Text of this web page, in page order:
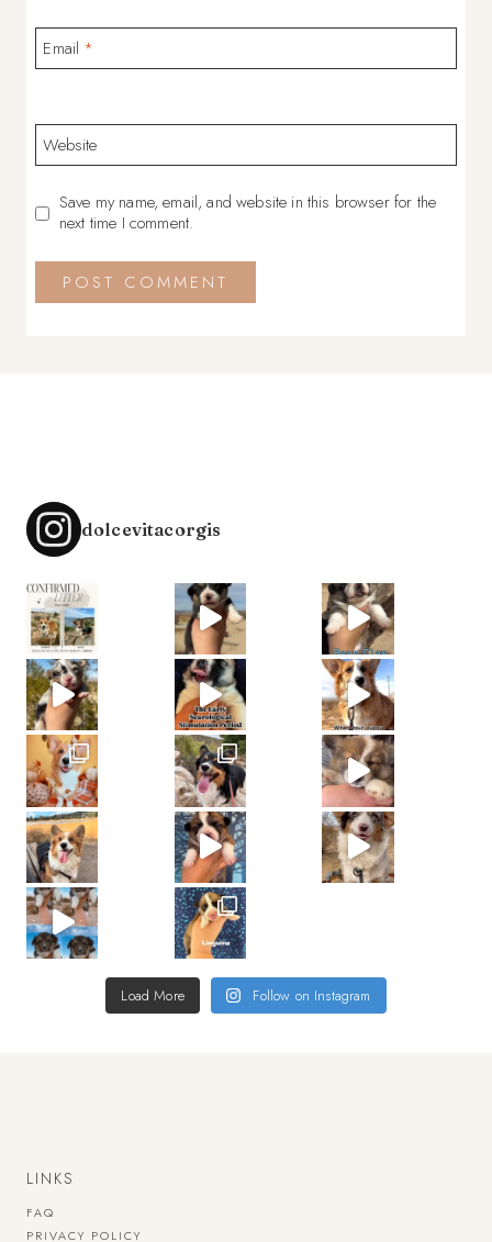
Email *
Website
Save my name, email, and website in this browser for the
next time I comment.
dolcevitacorgis
Load More Follow on Instagram
LINKS
FAQ
PRIVACY POLICY